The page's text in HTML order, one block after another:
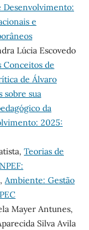
Desenvolvimento:
e
Lúcia Escovedo
Conceitos de
de Álvaro
sobre sua
da
2025:
Teorias de
, Ambiente: Gestão
Mayer Antunes,
Silva Avila